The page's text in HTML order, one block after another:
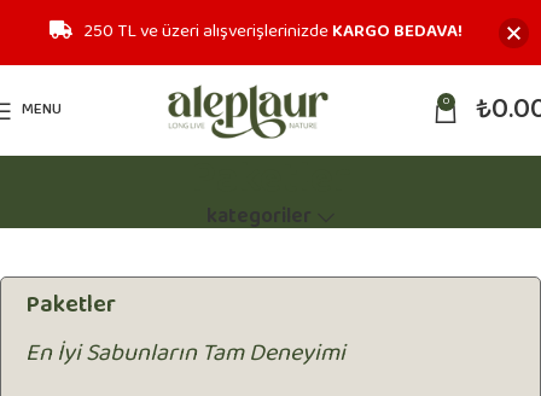
MENU 0 ₺
Paketler
kategoriler
Paketler
En İyi Sabunların Tam Deneyimi
250 TL ve üzeri alışverişlerinizdeKARGO BEDAVA!